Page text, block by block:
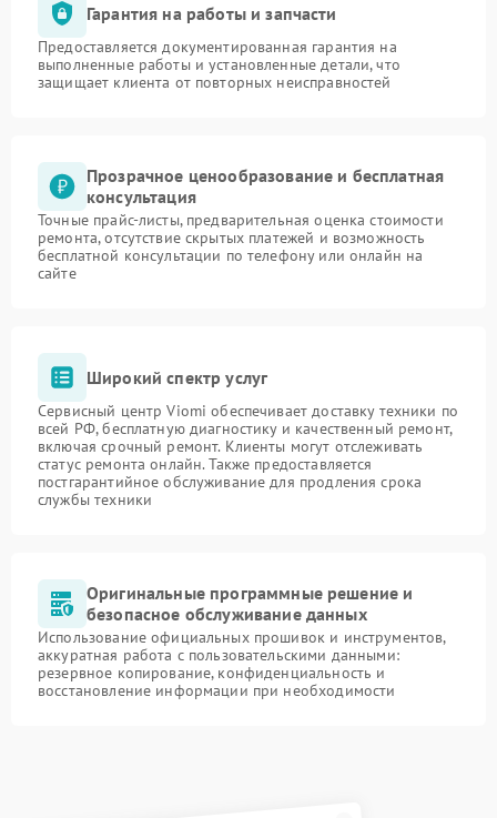
Гарантия на работы и запчасти
Предоставляется документированная гарантия на
выполненные работы и установленные детали, что
защищает клиента от повторных неисправностей
Прозрачное ценообразование и бесплатная
консультация
Точные прайс-листы, предварительная оценка стоимости
ремонта, отсутствие скрытых платежей и возможность
бесплатной консультации по телефону или онлайн на
сайте
Широкий спектр услуг
Сервисный центр Viomi обеспечивает доставку техники по
всей РФ, бесплатную диагностику и качественный ремонт,
включая срочный ремонт. Клиенты могут отслеживать
статус ремонта онлайн. Также предоставляется
постгарантийное обслуживание для продления срока
службы техники
Оригинальные программные решение и
безопасное обслуживание данных
Использование официальных прошивок и инструментов,
аккуратная работа с пользовательскими данными:
резервное копирование, конфиденциальность и
восстановление информации при необходимости